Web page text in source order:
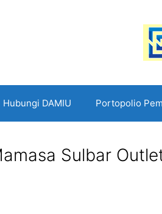
Hubungi DAMIU Portopolio
Sulbar